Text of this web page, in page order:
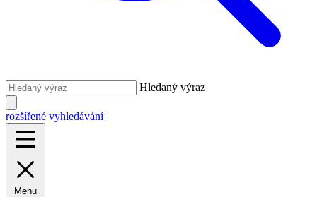
Hledaný výraz
rozšířené vyhledávání
Menu